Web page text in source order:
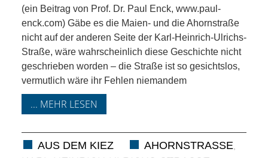
MEINUNG
AUS DEM
KIEZ
GEWERBE
UND
(ein Beitrag von Prof. Dr. Paul Enck, www.paul-
enck.com) Gäbe es die Maien- und die Ahornstraße
nicht auf der anderen Seite der Karl-Heinrich-Ulrichs-
Straße, wäre wahrscheinlich diese Geschichte nicht
geschrieben worden – die Straße ist so gesichtslos,
vermutlich wäre ihr Fehlen niemandem
... MEHR LESEN
AUS DEM KIEZ AHORNSTRASSE ,